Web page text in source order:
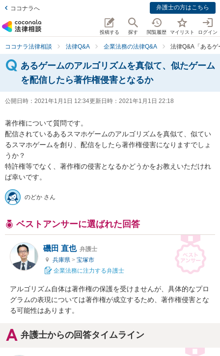
ココナラへ 弁護士の方はこちら
投稿する 探す 閲覧履歴 マイリスト ログイン
ココナラ法律相談 法律Q&A 企業法務の法律Q&A 法律Q&A「ある
あるゲームのアルゴリズムを真似て、似たゲーム
を配信したら著作権侵害となるか
公開日時： 2021年1月1日 12:34更新日時： 2021年1月1日 22:18
著作権について質問です。
配信されているあるスマホゲームのアルゴリズムを真似て、似てい
るスマホゲームを創り、配信をしたら著作権侵害になりますでしょ
うか？
特許権等でなく、著作権の侵害となるかどうかをお教えいただけれ
ば幸いです。
のどか さん
ベストアンサーに選ばれた回答
磯田 直也 弁護士
兵庫県 > 宝塚市
企業法務に注力する弁護士
アルゴリズム自体は著作権の保護を受けませんが、具体的なプロ
グラムの表現については著作権が成立するため、著作権侵害とな
る可能性はあります。
弁護士からの回答タイムライン